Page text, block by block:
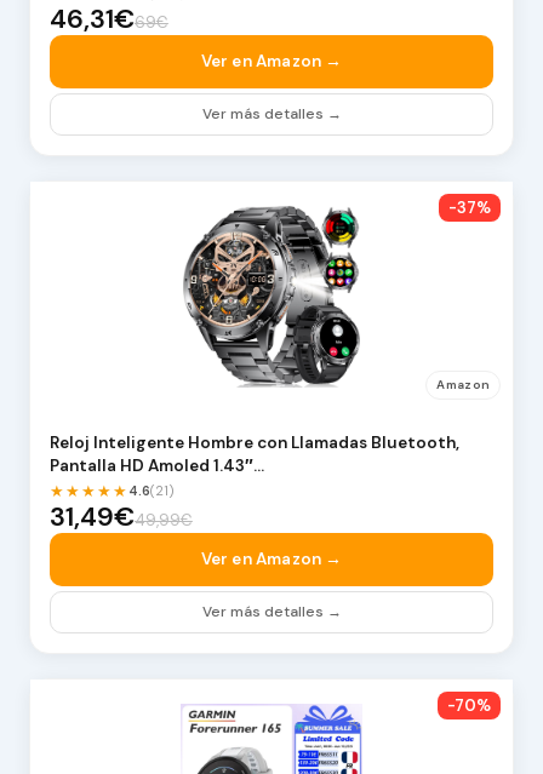
46,31€69€
Ver en Amazon →
Ver más detalles →
-37%
Amazon
Reloj Inteligente Hombre con Llamadas Bluetooth,
Pantalla HD Amoled 1.43″…
★★★★★ 4.6(21)
31,49€49,99€
Ver en Amazon →
Ver más detalles →
-70%